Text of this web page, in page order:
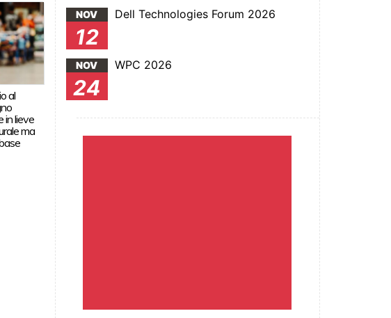
al
in lieve
ma
NOV
12
Dell Technologies Forum 2026
NOV
24
WPC 2026